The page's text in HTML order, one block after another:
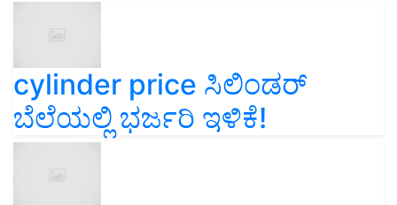
cylinder price ಸಿಲಿಂಡರ್‌
ಬೆಲೆಯಲ್ಲಿ ಭರ್ಜರಿ ಇಳಿಕೆ!